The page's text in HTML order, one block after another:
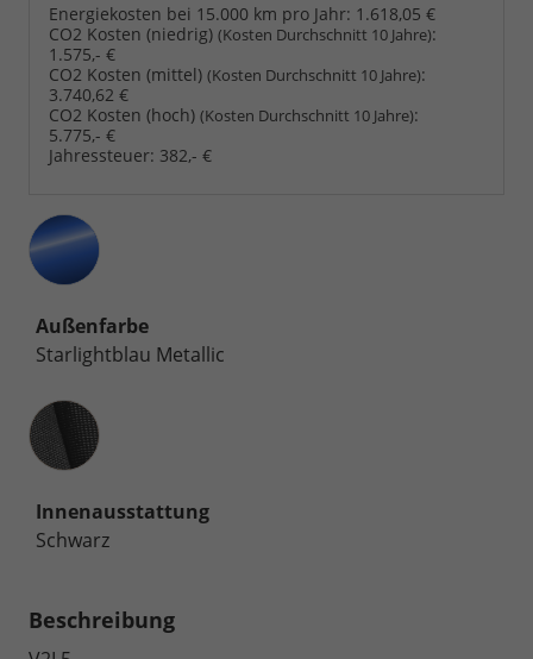
Energiekosten bei 15.000 km pro Jahr: 1.618,05 €
CO2 Kosten (niedrig) (Kosten Durchschnitt 10 Jahre):
1.575,- €
CO2 Kosten (mittel) (Kosten Durchschnitt 10 Jahre):
3.740,62 €
CO2 Kosten (hoch) (Kosten Durchschnitt 10 Jahre):
5.775,- €
Jahressteuer: 382,- €
Außenfarbe
Starlightblau Metallic
Innenausstattung
Innenausstattung
Schwarz
Beschreibung